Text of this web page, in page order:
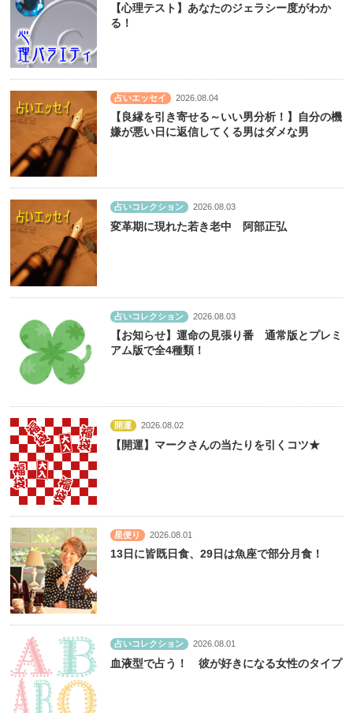
【心理テスト】あなたのジェラシー度がわか
る！
占いエッセイ 2026.08.04
【良縁を引き寄せる～いい男分析！】自分の機
嫌が悪い日に返信してくる男はダメな男
占いコレクション 2026.08.03
変革期に現れた若き老中 阿部正弘
占いコレクション 2026.08.03
【お知らせ】運命の見張り番 通常版とプレミ
アム版で全4種類！
開運 2026.08.02
【開運】マークさんの当たりを引くコツ★
星便り 2026.08.01
13日に皆既日食、29日は魚座で部分月食！
占いコレクション 2026.08.01
血液型で占う！ 彼が好きになる女性のタイプ